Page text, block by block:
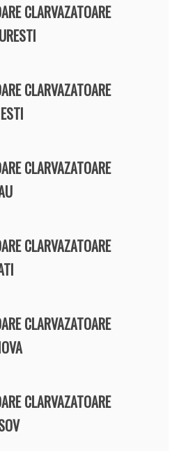
CLARVAZATOARE
CLARVAZATOARE
CLARVAZATOARE
CLARVAZATOARE
CLARVAZATOARE
CLARVAZATOARE